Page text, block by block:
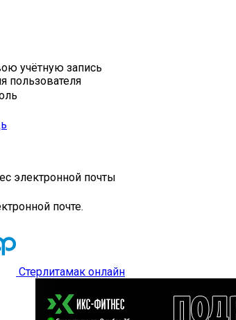
учётную запись
пользователя
электронной почты
почте.
Стерлитамак онлайн